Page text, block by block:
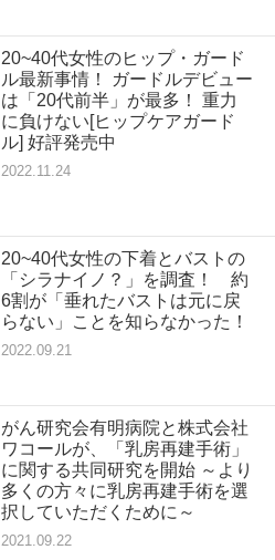
20~40代女性のヒップ・ガード
ル最新事情！ ガードルデビュー
は「20代前半」が最多！ 重力
に負けない[ヒップケアガード
ル] 好評発売中
2022.11.24
20~40代女性の下着とバストの
「シラナイノ？」を調査！ 約
6割が「垂れたバストは元に戻
らない」ことを知らなかった！
2022.09.21
がん研究会有明病院と株式会社
ワコールが、「乳房再建手術」
に関する共同研究を開始 ～より
多くの方々に乳房再建手術を選
択していただくために～
2021.09.22